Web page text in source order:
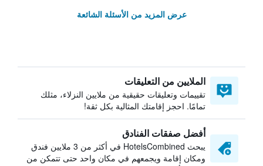
عرض المزيد من الأسئلة الشائعة
الملايين من التعليقات
تقييمات وتعليقات حقيقية من ملايين النزلاء، مثلك
تمامًا. احجز إقامتك المثالية بكل ثقة!
أفضل صفقات الفنادق
يبحث HotelsCombined في أكثر من 3 ملايين فندق
ومكان إقامة ويجمعهم في مكان واحد حتى تتمكن من